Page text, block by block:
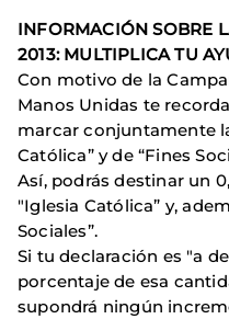
INFORMACIÓN SOBRE
2013: MULTIPLICA TU
Con motivo de la
Manos Unidas te
marcar conjuntamente
Católica” y de “Fines
Así, podrás destinar un
"Iglesia Católica” y,
Sociales”.
Si tu declaración es "a
porcentaje de esa
supondrá ningún